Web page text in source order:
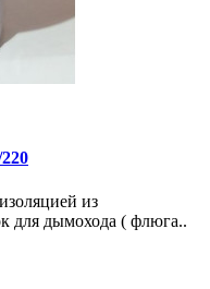
из
для дымохода ( флюга..